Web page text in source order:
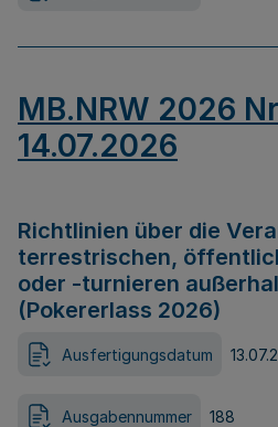
MB.NRW 2026
14.07.2026
Richtlinien über die
terrestrischen,
oder -turnieren
(Pokererlass 2026)
Ausfertigungsdatum
Ausgabennummer 188